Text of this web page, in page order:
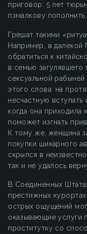
приговор: 5 лет
пзмалкову
Грешат такими
Например, в
обратиться к
в семью загулявшего
сексуальной
этого слова: на
несчастную
когда она приходила
поможет изгнать
К тому же, женщина
покупки шикарного
скрылся в
так и не удалось
В Соединенных
престижных
острых ощущений
оказывающие услуги
проститутку со